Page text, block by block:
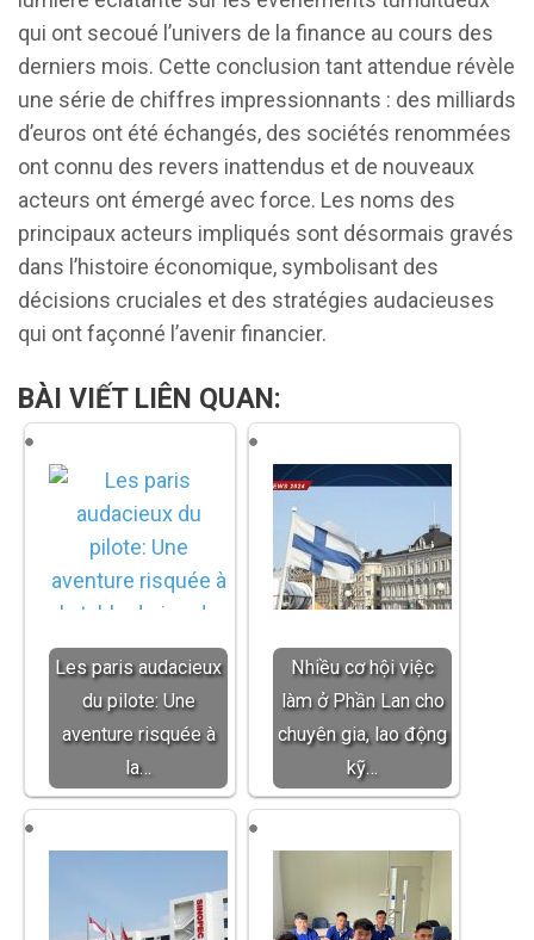
qui ont secoué l’univers de la finance au cours des
derniers mois. Cette conclusion tant attendue révèle
une série de chiffres impressionnants : des milliards
d’euros ont été échangés, des sociétés renommées
ont connu des revers inattendus et de nouveaux
acteurs ont émergé avec force. Les noms des
principaux acteurs impliqués sont désormais gravés
dans l’histoire économique, symbolisant des
décisions cruciales et des stratégies audacieuses
qui ont façonné l’avenir financier.
BÀI VIẾT LIÊN QUAN:
Les paris audacieux
du pilote: Une
aventure risquée à
la…
Nhiều cơ hội việc
làm ở Phần Lan cho
chuyên gia, lao động
kỹ…